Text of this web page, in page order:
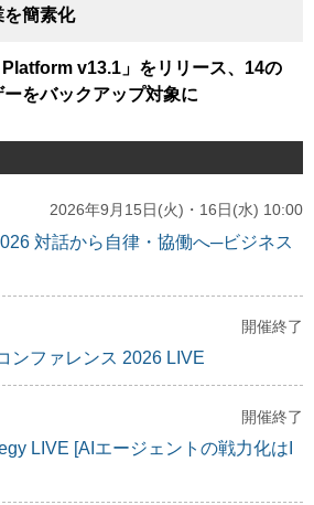
簡素化
Platform v13.1」をリリース、14の
をバックアップ対象に
2026年9月15日(火)・16日(水) 10:00
対話から自律・協働へ─ビジネス
開催終了
ンファレンス 2026 LIVE
開催終了
LIVE [AIエージェントの戦力化はI